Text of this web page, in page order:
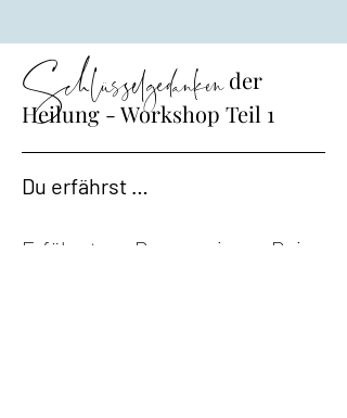
Schlüsselgedankender
Heilung - Workshop Teil 1
Du erfährst …
Erfährst Du, wie Deine